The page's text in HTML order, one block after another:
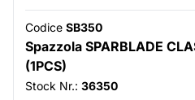
Codice SB350
Spazzola SPARBLADE
(1PCS)
Stock Nr.: 36350